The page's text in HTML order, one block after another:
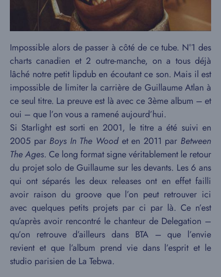
Impossible alors de passer à côté de ce tube. N°1 des
charts canadien et 2 outre-manche, on a tous déjà
lâché notre petit lipdub en écoutant ce son. Mais il est
impossible de limiter la carrière de Guillaume Atlan à
ce seul titre. La preuve est là avec ce 3ème album – et
oui – que l’on vous a ramené aujourd’hui.
Si Starlight est sorti en 2001, le titre a été suivi en
2005 par Boys In The Woodet en 2011 par Between
The Ages. Ce long format signe véritablement le retour
du projet solo de Guillaume sur les devants. Les 6 ans
qui ont séparés les deux releases ont en effet failli
avoir raison du groove que l’on peut retrouver ici
avec quelques petits projets par ci par là. Ce n’est
qu’après avoir rencontré le chanteur de Delegation –
qu’on retrouve d’ailleurs dans BTA – que l’envie
revient et que l’album prend vie dans l’esprit et le
studio parisien de La Tebwa.